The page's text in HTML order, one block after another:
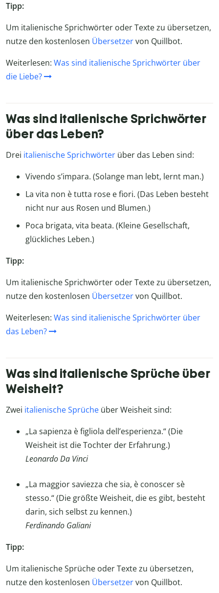
Tipp:
Um italienische Sprichwörter oder Texte zu übersetzen,
nutze den kostenlosen Übersetzervon Quillbot.
Weiterlesen: Was sind italienische Sprichwörter über
die Liebe?
Was sind italienische Sprichwörter
über das Leben?
Drei italienische Sprichwörter über das Leben sind:
Vivendo s’impara. (Solange man lebt, lernt man.)
La vita non è tutta rose e fiori. (Das Leben besteht
nicht nur aus Rosen und Blumen.)
Poca brigata, vita beata. (Kleine Gesellschaft,
glückliches Leben.)
Tipp:
Um italienische Sprichwörter oder Texte zu übersetzen,
nutze den kostenlosen Übersetzervon Quillbot.
Weiterlesen: Was sind italienische Sprichwörter über
das Leben?
Was sind italienische Sprüche über
Weisheit?
Zwei italienische Sprüche über Weisheit sind:
„La sapienza è figliola dell’esperienza.“ (Die
Weisheit ist die Tochter der Erfahrung.)
Leonardo Da Vinci
„La maggior saviezza che sia, è conoscer sè
stesso.“ (Die größte Weisheit, die es gibt, besteht
darin, sich selbst zu kennen.)
Ferdinando Galiani
Tipp:
Um italienische Sprüche oder Texte zu übersetzen,
nutze den kostenlosen Übersetzervon Quillbot.